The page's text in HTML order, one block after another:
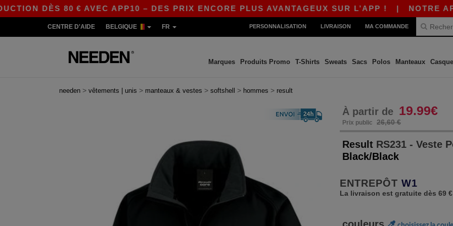
80 € AVEC APP10 – DES PRIX ENCORE PLUS AVANTAGEUX SUR L’APP ! |NOTRE APP EST
CENTRE D'AIDE BELGIQUE FR PERSONNALISATION LIVRAISON MA COMMANDE
Marques Produits Promo T-Shirts Sweats Sacs Polos Manteaux
needen > vêtements | unis > manteaux & vestes > softshell > hommes > result
À partir de 19.99€
Prix public 26,60 €
Result RS231 - Veste
Black/Black
ENTREPÔT W1
La livraison est gratuite dès 69